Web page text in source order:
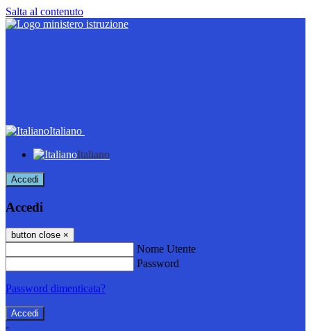
Salta al contenuto
Italiano
Italiano
Accedi
Accedi
button close ×
Nome Utente
Password
Password dimenticata?
-